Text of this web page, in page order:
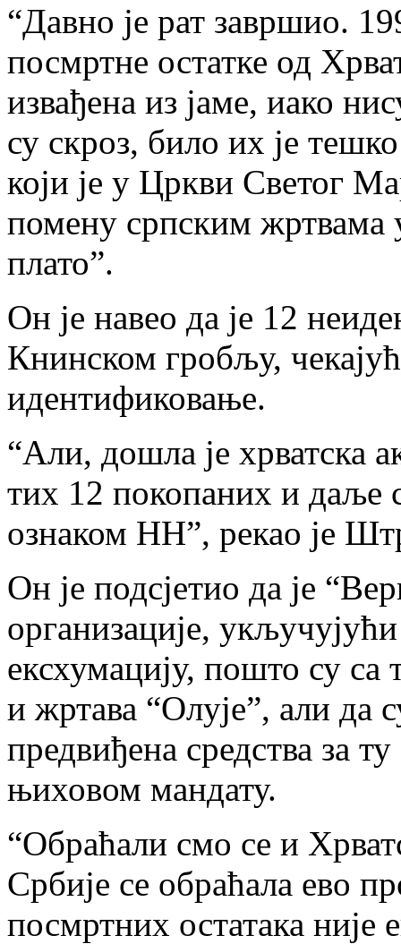
“Давно је рат завршио.
посмртне остатке од
извађена из јаме, иако
су скроз, било их је
који је у Цркви Светог
помену српским жртвама
плато”.
Он је навео да је 12
Книнском гробљу,
идентификовање.
“Али, дошла је хрватска
тих 12 покопаних и даље
ознаком НН”, рекао је
Он је подсјетио да је
организације,
ексхумацију, пошто су
и жртава “Олује”, али да
предвиђена средства за
њиховом мандату.
“Обраћали смо се и
Србије се обраћала ево
посмртних остатака није